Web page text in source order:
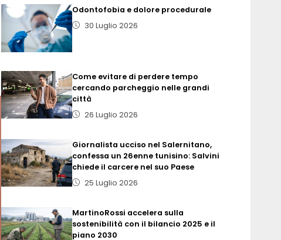
Odontofobia e dolore procedurale
30 Luglio 2026
Come evitare di perdere tempo
cercando parcheggio nelle grandi
città
26 Luglio 2026
Giornalista ucciso nel Salernitano,
confessa un 26enne tunisino: Salvini
chiede il carcere nel suo Paese
25 Luglio 2026
MartinoRossi accelera sulla
sostenibilità con il bilancio 2025 e il
piano 2030